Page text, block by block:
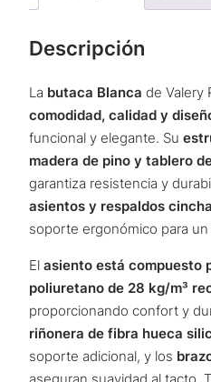
Descripción
La butaca Blanca de Valery
comodidad, calidad y
funcional y elegante. Su
madera de pino y tablero
garantiza resistencia y
asientos y respaldos
soporte ergonómico para
El asiento está compuesto
poliuretano de 28 kg/m³
proporcionando confort y
riñonera de fibra hueca
soporte adicional, y los